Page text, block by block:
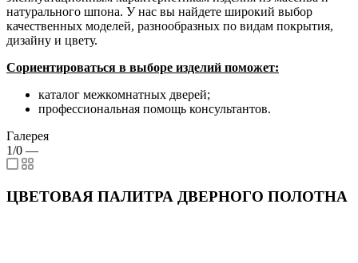
натурального шпона. У нас вы найдете широкий выбор
качественных моделей, разнообразных по видам покрытия,
дизайну и цвету.
Сориентироваться в выборе изделий поможет:
каталог межкомнатных дверей;
профессиональная помощь консультантов.
Галерея
1/0 —
ЦВЕТОВАЯ ПАЛИТРА ДВЕРНОГО ПОЛОТНА